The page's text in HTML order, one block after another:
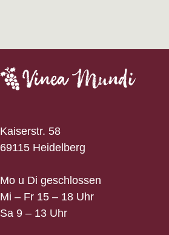
Kaiserstr. 58
69115 Heidelberg
Mo u Di geschlossen
Mi – Fr 15 – 18 Uhr
Sa 9 – 13 Uhr